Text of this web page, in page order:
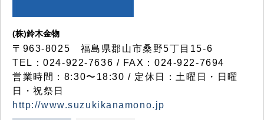
(株)鈴木金物
〒963-8025 福島県郡山市桑野5丁目15-6
TEL：024-922-7636 / FAX：024-922-7694
営業時間：8:30〜18:30 / 定休日：土曜日・日曜
日・祝祭日
http://www.suzukikanamono.jp